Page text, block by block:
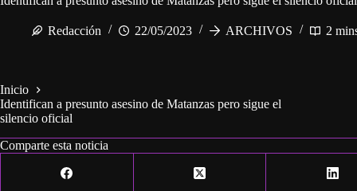
Redacción 22/05/2023 ARCHIVOS 2
Inicio
Identifican a presunto asesino de Matanzas pero sigue el
silencio oficial
Comparte esta noticia